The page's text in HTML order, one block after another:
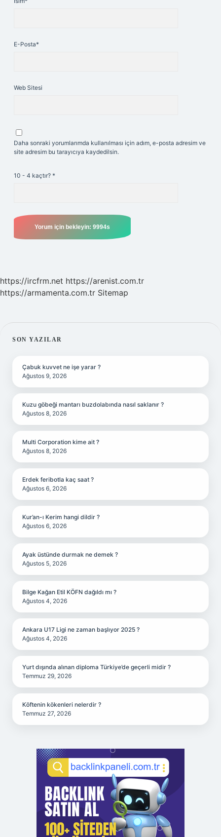
E-Posta*
Web Sitesi
Daha sonraki yorumlarımda kullanılması için adım, e-posta adresim ve
site adresim bu tarayıcıya kaydedilsin.
10 - 4 kaçtır? *
https://ircfrm.net https://arenist.com.tr
https://armamenta.com.tr Sitemap
SIDEBAR
SON YAZILAR
Çabuk kuvvet ne işe yarar ?
Ağustos 9, 2026
Kuzu göbeği mantarı buzdolabında nasıl saklanır ?
Ağustos 8, 2026
Multi Corporation kime ait ?
Ağustos 8, 2026
Erdek feribotla kaç saat ?
Ağustos 6, 2026
Kur’an-ı Kerim hangi dildir ?
Ağustos 6, 2026
Ayak üstünde durmak ne demek ?
Ağustos 5, 2026
Bilge Kağan Etil KÖFN dağıldı mı ?
Ağustos 4, 2026
Ankara U17 Ligi ne zaman başlıyor 2025 ?
Ağustos 4, 2026
Yurt dışında alınan diploma Türkiye’de geçerli midir ?
Temmuz 29, 2026
Köftenin kökenleri nelerdir ?
Temmuz 27, 2026